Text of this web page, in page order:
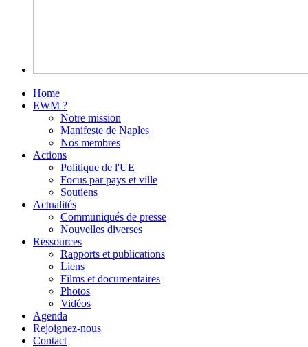
Home
EWM ?
Notre mission
Manifeste de Naples
Nos membres
Actions
Politique de l'UE
Focus par pays et ville
Soutiens
Actualités
Communiqués de presse
Nouvelles diverses
Ressources
Rapports et publications
Liens
Films et documentaires
Photos
Vidéos
Agenda
Rejoignez-nous
Contact